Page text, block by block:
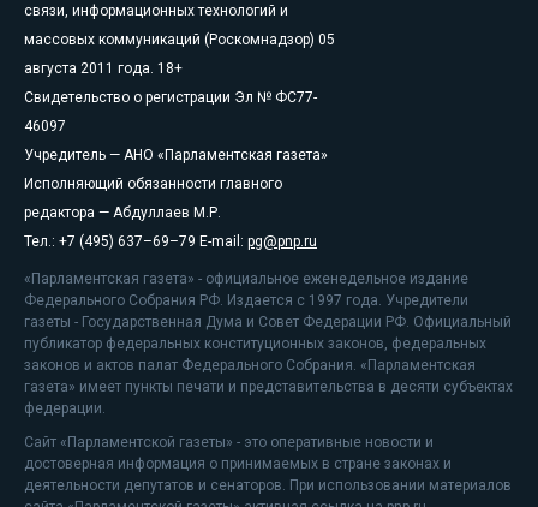
связи, информационных технологий и
массовых коммуникаций (Роскомнадзор) 05
августа 2011 года. 18+
Свидетельство о регистрации Эл № ФС77-
46097
Учредитель — АНО «Парламентская газета»
Исполняющий обязанности главного
редактора — Абдуллаев М.Р.
Тел.: +7 (495) 637–69–79 E-mail: pg@pnp.ru
«Парламентская газета» - официальное еженедельное издание
Федерального Собрания РФ. Издается с 1997 года. Учредители
газеты - Государственная Дума и Совет Федерации РФ. Официальный
публикатор федеральных конституционных законов, федеральных
законов и актов палат Федерального Собрания. «Парламентская
газета» имеет пункты печати и представительства в десяти субъектах
федерации.
Сайт «Парламентской газеты» - это оперативные новости и
достоверная информация о принимаемых в стране законах и
деятельности депутатов и сенаторов. При использовании материалов